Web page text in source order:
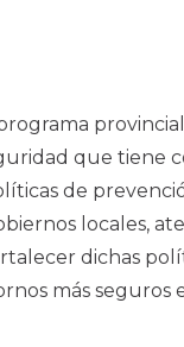
que tiene
de
locales,
dichas
más seguros